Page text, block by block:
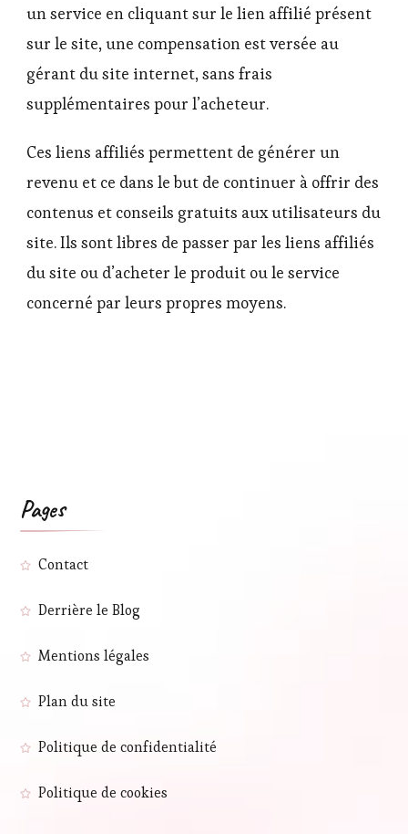
un service en cliquant sur le lien affilié présent
sur le site, une compensation est versée au
gérant du site internet, sans frais
supplémentaires pour l’acheteur.
Ces liens affiliés permettent de générer un
revenu et ce dans le but de continuer à offrir des
contenus et conseils gratuits aux utilisateurs du
site. Ils sont libres de passer par les liens affiliés
du site ou d’acheter le produit ou le service
concerné par leurs propres moyens.
Pages
Contact
Derrière le Blog
Mentions légales
Plan du site
Politique de confidentialité
Politique de cookies